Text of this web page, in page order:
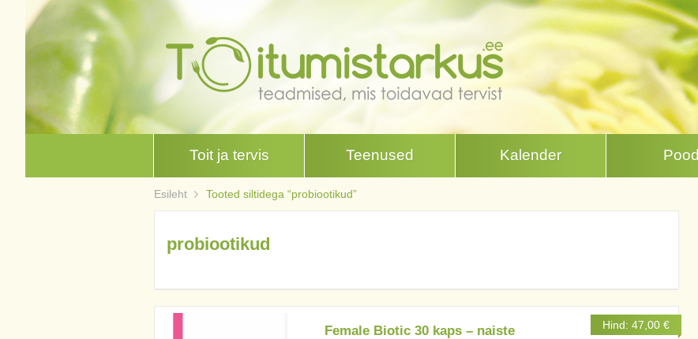
Toit ja tervis Teenused Kalender Pood
Esileht Tooted siltidega “probiootikud”
probiootikud
Female Biotic 30 kaps – naiste
Hind: 47,00 €